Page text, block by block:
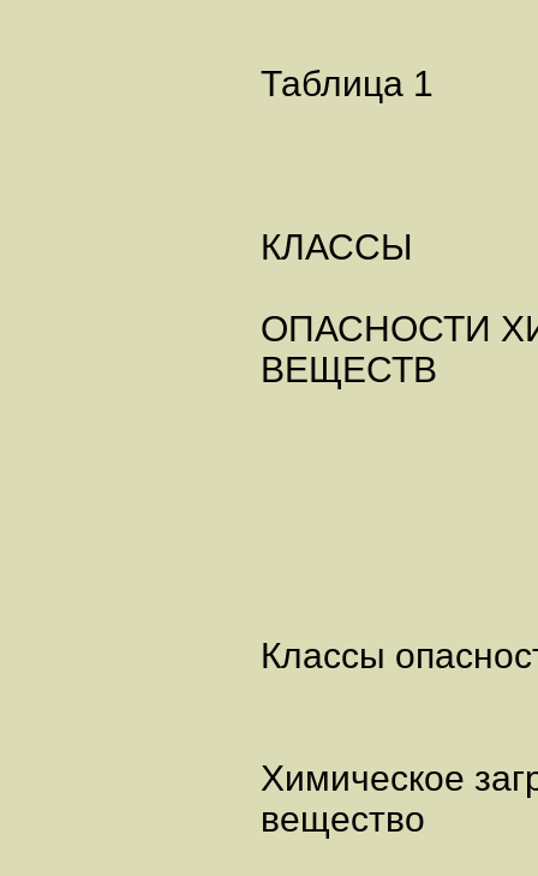
Таблица 1
КЛАССЫ
ОПАСНОСТИ
ВЕЩЕСТВ
Классы
Химическое
вещество